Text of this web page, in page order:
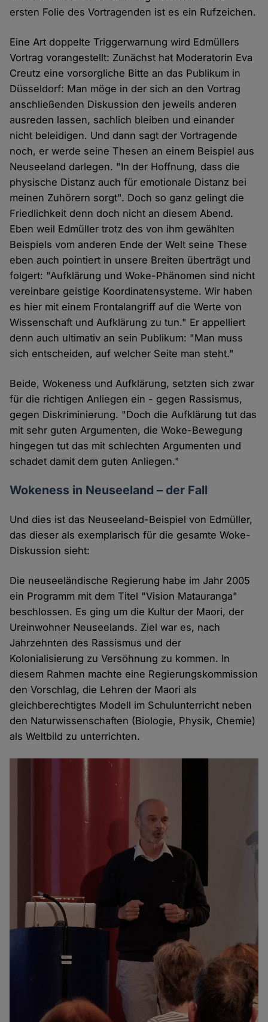
ersten Folie des Vortragenden ist es ein Rufzeichen.
Eine Art doppelte Triggerwarnung wird Edmüllers
Vortrag vorangestellt: Zunächst hat Moderatorin Eva
Creutz eine vorsorgliche Bitte an das Publikum in
Düsseldorf: Man möge in der sich an den Vortrag
anschließenden Diskussion den jeweils anderen
ausreden lassen, sachlich bleiben und einander
nicht beleidigen. Und dann sagt der Vortragende
noch, er werde seine Thesen an einem Beispiel aus
Neuseeland darlegen. "In der Hoffnung, dass die
physische Distanz auch für emotionale Distanz bei
meinen Zuhörern sorgt". Doch so ganz gelingt die
Friedlichkeit denn doch nicht an diesem Abend.
Eben weil Edmüller trotz des von ihm gewählten
Beispiels vom anderen Ende der Welt seine These
eben auch pointiert in unsere Breiten überträgt und
folgert: "Aufklärung und Woke-Phänomen sind nicht
vereinbare geistige Koordinatensysteme. Wir haben
es hier mit einem Frontalangriff auf die Werte von
Wissenschaft und Aufklärung zu tun." Er appelliert
denn auch ultimativ an sein Publikum: "Man muss
sich entscheiden, auf welcher Seite man steht."
Beide, Wokeness und Aufklärung, setzten sich zwar
für die richtigen Anliegen ein - gegen Rassismus,
gegen Diskriminierung. "Doch die Aufklärung tut das
mit sehr guten Argumenten, die Woke-Bewegung
hingegen tut das mit schlechten Argumenten und
schadet damit dem guten Anliegen."
Wokeness in Neuseeland – der Fall
Und dies ist das Neuseeland-Beispiel von Edmüller,
das dieser als exemplarisch für die gesamte Woke-
Diskussion sieht:
Die neuseeländische Regierung habe im Jahr 2005
ein Programm mit dem Titel "Vision Matauranga"
beschlossen. Es ging um die Kultur der Maori, der
Ureinwohner Neuseelands. Ziel war es, nach
Jahrzehnten des Rassismus und der
Kolonialisierung zu Versöhnung zu kommen. In
diesem Rahmen machte eine Regierungskommission
den Vorschlag, die Lehren der Maori als
gleichberechtigtes Modell im Schulunterricht neben
den Naturwissenschaften (Biologie, Physik, Chemie)
als Weltbild zu unterrichten.